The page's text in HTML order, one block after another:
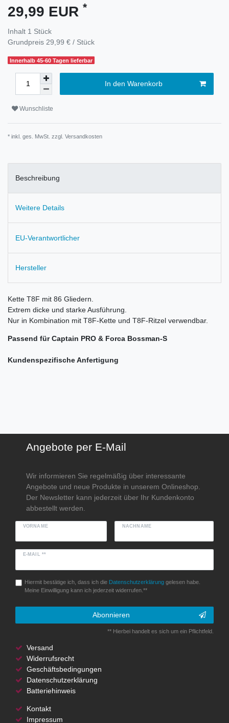
29,99 EUR *
Inhalt 1 Stück
Grundpreis 29,99 € / Stück
Innerhalb 45-60 Tagen lieferbar
In den Warenkorb
Wunschliste
* inkl. ges. MwSt. zzgl. Versandkosten
Beschreibung
Weitere Details
EU-Verantwortlicher
Hersteller
Kette T8F mit 86 Gliedern.
Extrem dicke und starke Ausführung.
Nur in Kombination mit T8F-Kette und T8F-Ritzel verwendbar.
Passend für Captain PRO & Forca Bossman-S
Kundenspezifische Anfertigung
Angebote per E-Mail
Wir informieren Sie regelmäßig über interessante
Angebote und neue Produkte in unserem Onlineshop.
Der Newsletter kann jederzeit über Ihr Kundenkonto
abbestellt werden.
VORNAME NACHNAME
E-MAIL **
Hiermit bestätige ich, dass ich die Daten­schutz­erklärunggelesen habe.
Meine Einwilligung kann ich jederzeit widerrufen.**
Abonnieren
** Hierbei handelt es sich um ein Pflichtfeld.
Versand
Widerrufsrecht
Geschäftsbedingungen
Datenschutzerklärung
Batteriehinweis
Kontakt
Impressum